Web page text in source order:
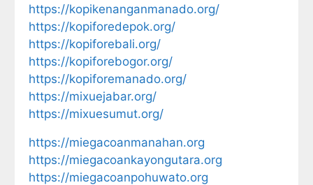
https://kopikenanganmanado.org/
https://kopiforedepok.org/
https://kopiforebali.org/
https://kopiforebogor.org/
https://kopiforemanado.org/
https://mixuejabar.org/
https://mixuesumut.org/
https://miegacoanmanahan.org
https://miegacoankayongutara.org
https://miegacoanpohuwato.org